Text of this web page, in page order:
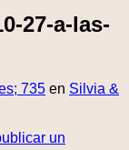
27-a-las-
735 en Silvia &
un